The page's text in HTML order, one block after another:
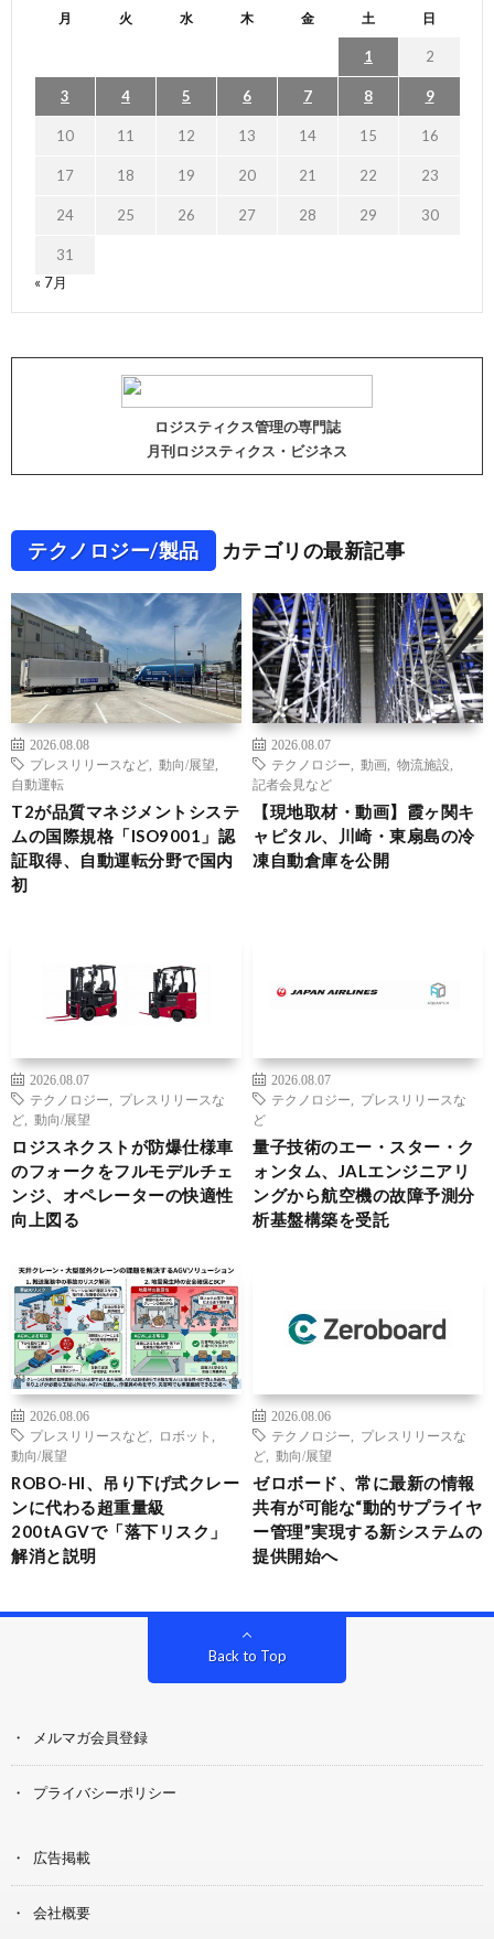
月 火 水 木 金 土 日
1 2
3 4 5 6 7 8 9
10 11 12 13 14 15 16
17 18 19 20 21 22 23
24 25 26 27 28 29 30
31
« 7月
ロジスティクス管理の専門誌
月刊ロジスティクス・ビジネス
テクノロジー/製品 カテゴリの最新記事
2026.08.08
プレスリリースなど
動向/展望
自動運転
T2が品質マネジメントシステ
ムの国際規格「ISO9001」認
証取得、自動運転分野で国内
初
2026.08.07
テクノロジー
動画 物流施設
記者会見など
【現地取材・動画】霞ヶ関キ
ャピタル、川崎・東扇島の冷
凍自動倉庫を公開
2026.08.07
テクノロジー
プレスリリースな
ど
動向/展望
ロジスネクストが防爆仕様車
のフォークをフルモデルチェ
ンジ、オペレーターの快適性
向上図る
2026.08.07
テクノロジー
プレスリリースな
ど
量子技術のエー・スター・ク
ォンタム、JALエンジニアリ
ングから航空機の故障予測分
析基盤構築を受託
2026.08.06
プレスリリースなど
ロボット
動向/展望
ROBO-HI、吊り下げ式クレー
ンに代わる超重量級
200tAGVで「落下リスク」
解消と説明
2026.08.06
テクノロジー
プレスリリースな
ど
動向/展望
ゼロボード、常に最新の情報
共有が可能な“動的サプライヤ
ー管理”実現する新システムの
提供開始へ
Back to Top
メルマガ会員登録
プライバシーポリシー
広告掲載
会社概要